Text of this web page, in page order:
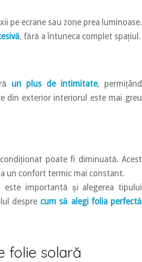
pe ecrane sau zone prea luminoase.
, fără a întuneca complet spațiul.
un plus de intimitate, permițând
din exterior interiorul este mai greu
poate fi diminuată. Acest
un confort termic mai constant.
este importantă și alegerea tipului
despre cum să alegi folia perfectă
folie solară